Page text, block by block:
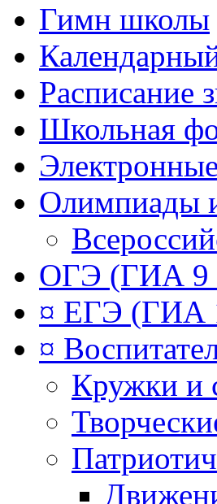
Гимн школы
Расписание
Школьная
Олимпиады
ОГЭ (ГИА 9
¤ ЕГЭ (ГИА
¤
Кружки и